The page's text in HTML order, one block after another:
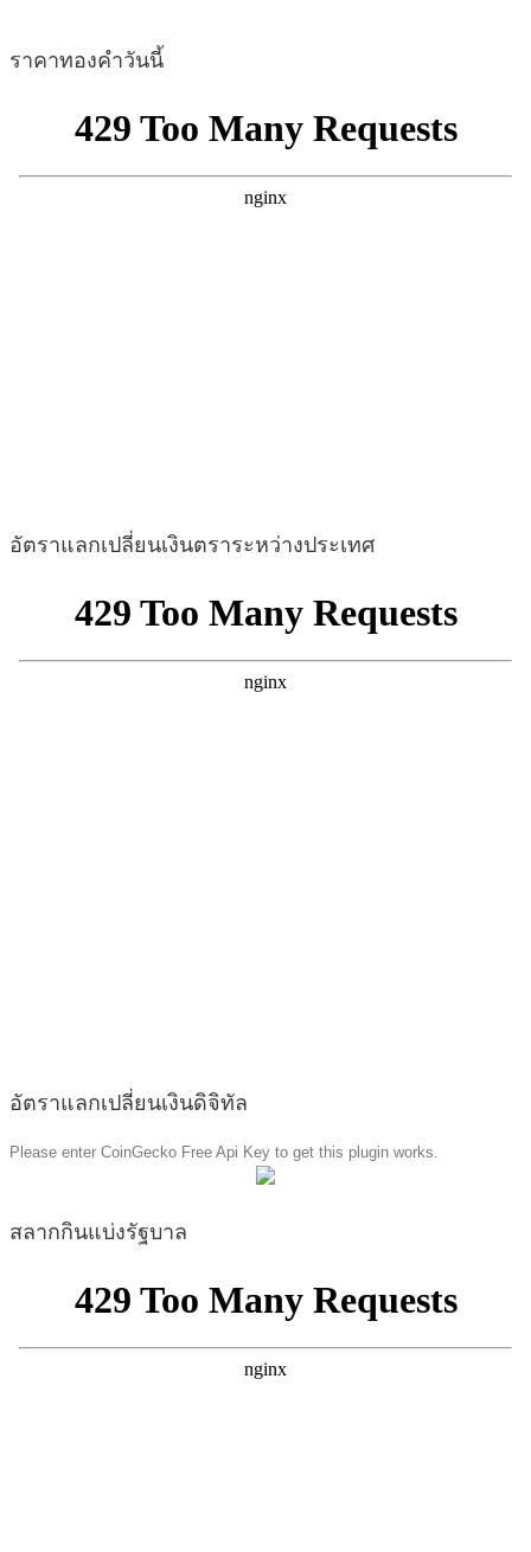
ราคาทองคำวันนี้
อัตราแลกเปลี่ยนเงินตราระหว่างประเทศ
อัตราแลกเปลี่ยนเงินดิจิทัล
Please enter CoinGecko Free Api Key to get this plugin works.
สลากกินแบ่งรัฐบาล